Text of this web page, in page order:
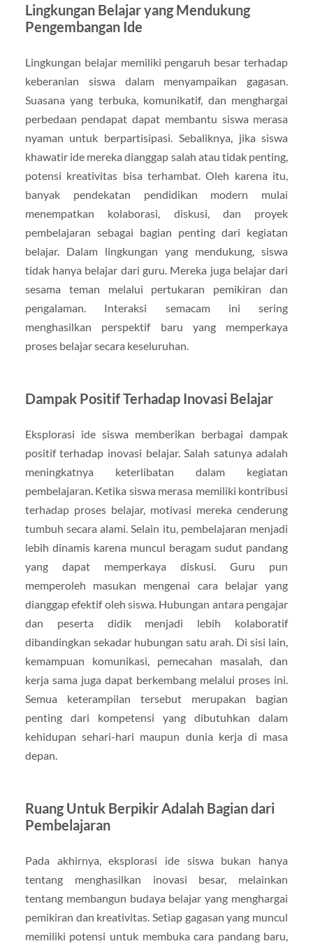
Lingkungan Belajar yang Mendukung
Pengembangan Ide
Lingkungan belajar memiliki pengaruh besar terhadap
keberanian siswa dalam menyampaikan gagasan.
Suasana yang terbuka, komunikatif, dan menghargai
perbedaan pendapat dapat membantu siswa merasa
nyaman untuk berpartisipasi. Sebaliknya, jika siswa
khawatir ide mereka dianggap salah atau tidak penting,
potensi kreativitas bisa terhambat. Oleh karena itu,
banyak pendekatan pendidikan modern mulai
menempatkan kolaborasi, diskusi, dan proyek
pembelajaran sebagai bagian penting dari kegiatan
belajar. Dalam lingkungan yang mendukung, siswa
tidak hanya belajar dari guru. Mereka juga belajar dari
sesama teman melalui pertukaran pemikiran dan
pengalaman. Interaksi semacam ini sering
menghasilkan perspektif baru yang memperkaya
proses belajar secara keseluruhan.
Dampak Positif Terhadap Inovasi Belajar
Eksplorasi ide siswa memberikan berbagai dampak
positif terhadap inovasi belajar. Salah satunya adalah
meningkatnya keterlibatan dalam kegiatan
pembelajaran. Ketika siswa merasa memiliki kontribusi
terhadap proses belajar, motivasi mereka cenderung
tumbuh secara alami. Selain itu, pembelajaran menjadi
lebih dinamis karena muncul beragam sudut pandang
yang dapat memperkaya diskusi. Guru pun
memperoleh masukan mengenai cara belajar yang
dianggap efektif oleh siswa. Hubungan antara pengajar
dan peserta didik menjadi lebih kolaboratif
dibandingkan sekadar hubungan satu arah. Di sisi lain,
kemampuan komunikasi, pemecahan masalah, dan
kerja sama juga dapat berkembang melalui proses ini.
Semua keterampilan tersebut merupakan bagian
penting dari kompetensi yang dibutuhkan dalam
kehidupan sehari-hari maupun dunia kerja di masa
depan.
Ruang Untuk Berpikir Adalah Bagian dari
Pembelajaran
Pada akhirnya, eksplorasi ide siswa bukan hanya
tentang menghasilkan inovasi besar, melainkan
tentang membangun budaya belajar yang menghargai
pemikiran dan kreativitas. Setiap gagasan yang muncul
memiliki potensi untuk membuka cara pandang baru,